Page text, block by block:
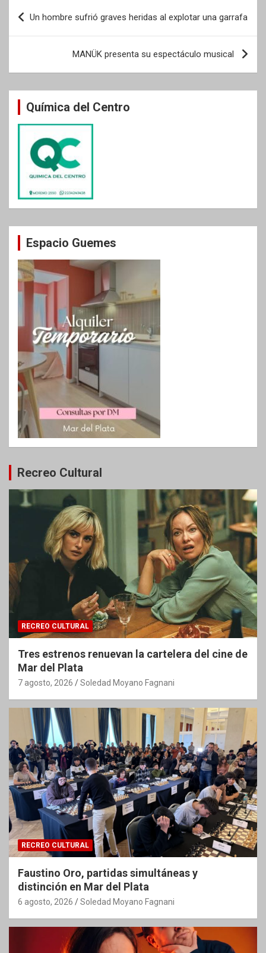
Navegación
de
Un hombre sufrió graves heridas al explotar una garrafa
MANÜK presenta su espectáculo musical
Química del Centro
Espacio Guemes
Recreo Cultural
RECREO CULTURAL
Tres estrenos renuevan la cartelera del cine de
Mar del Plata
7 agosto, 2026 Soledad Moyano Fagnani
RECREO CULTURAL
Faustino Oro, partidas simultáneas y
distinción en Mar del Plata
6 agosto, 2026 Soledad Moyano Fagnani